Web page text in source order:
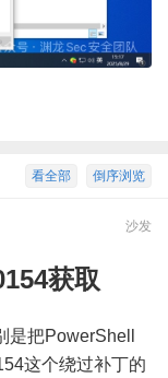
倒序浏览
看全部
沙发
获取
把PowerShell
这个绕过补丁的